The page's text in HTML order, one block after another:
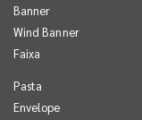
Banner
Wind Banner
Faixa
Pasta
Envelope